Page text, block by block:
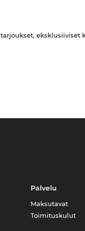
Palvelu
Maksutavat
Toimituskulut